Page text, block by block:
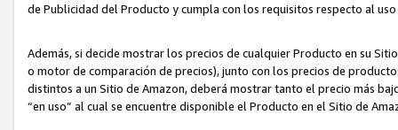
de Publicidad del Producto y cumpla con los requisitos respecto al uso
Además, si decide mostrar los precios de cualquier Producto en su
o motor de comparación de precios), junto con los precios de
distintos a un Sitio de Amazon, deberá mostrar tanto el precio más
“en uso” al cual se encuentre disponible el Producto en el Sitio de